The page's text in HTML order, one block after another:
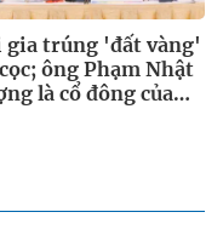
gia trúng 'đất vàng'
ông Phạm Nhật
là cổ đông của